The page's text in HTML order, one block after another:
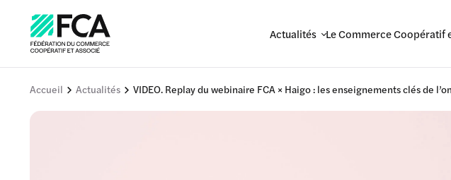
Actualités Le Commerce Coopératif
Accueil Actualités VIDEO. Replay du webinaire FCA × Haigo : les enseignements clés de